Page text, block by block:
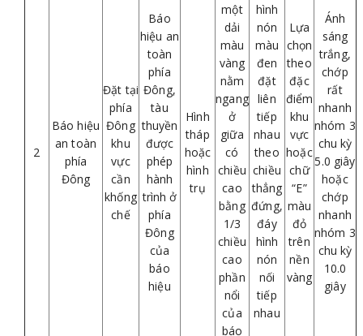
2
Báo hiệu
an toàn
phía
Đông
Đặt tại
phía
Đông
khu
vực
cần
khống
chế
Báo
hiệu an
toàn
phía
Đông,
tàu
thuyền
được
phép
hành
trình ở
phía
Đông
của
báo
hiệu
Hình
tháp
hoặc
hình
trụ
một
dải
màu
vàng
nằm
ngang
ở
giữa
có
chiều
cao
bằng
1/3
chiều
cao
phần
nổi
của
báo
hình
nón
màu
đen
đặt
liên
tiếp
nhau
theo
chiều
thẳng
đứng,
đáy
hình
nón
nối
tiếp
nhau
Lựa
chọn
theo
đặc
điểm
khu
vực
hoặc
chữ
“E”
màu
đỏ
trên
nền
vàng
Ánh
sáng
trắng,
chớp
rất
nhanh
nhóm 3
chu kỳ
5.0 giây
hoặc
chớp
nhanh
nhóm 3
chu kỳ
10.0
giây